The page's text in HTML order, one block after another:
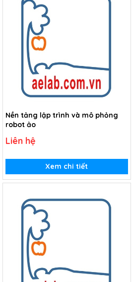
Nền tảng lập trình và mô phỏng
robot ảo
Liên hệ
Xem chi tiết